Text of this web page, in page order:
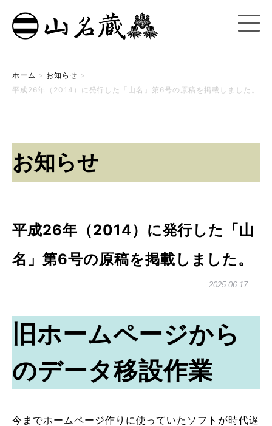
ホーム > お知らせ >
平成26年（2014）に発行した「山名」第6号の原稿を掲載しました。
お知らせ
平成26年（2014）に発行した「山
名」第6号の原稿を掲載しました。
2025.06.17
旧ホームページから
のデータ移設作業
今までホームページ作りに使っていたソフトが時代遅